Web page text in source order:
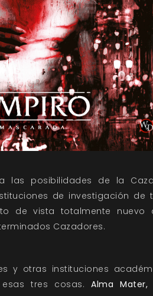
las posibilidades de la
de investigación de
de vista totalmente nuevo
Cazadores.
y otras instituciones
tres cosas.Alma Mater,